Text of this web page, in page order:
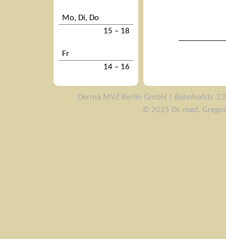
Mo, Di, Do
15 – 18
Fr
14 – 16
Derma MVZ Berlin GmbH | Bahnhofstr.
© 2025 Dr. med.